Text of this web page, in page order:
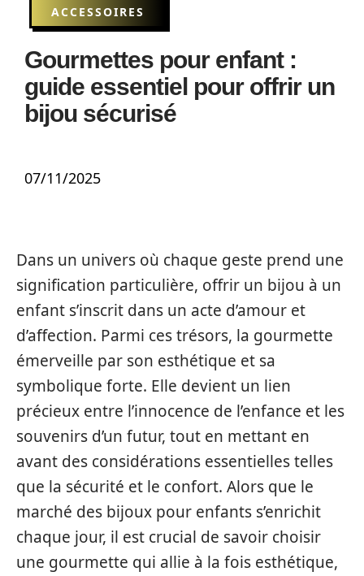
ACCESSOIRES
Gourmettes pour enfant :
guide essentiel pour offrir un
bijou sécurisé
07/11/2025
Dans un univers où chaque geste prend une
signification particulière, offrir un bijou à un
enfant s’inscrit dans un acte d’amour et
d’affection. Parmi ces trésors, la gourmette
émerveille par son esthétique et sa
symbolique forte. Elle devient un lien
précieux entre l’innocence de l’enfance et les
souvenirs d’un futur, tout en mettant en
avant des considérations essentielles telles
que la sécurité et le confort. Alors que le
marché des bijoux pour enfants s’enrichit
chaque jour, il est crucial de savoir choisir
une gourmette qui allie à la fois esthétique,